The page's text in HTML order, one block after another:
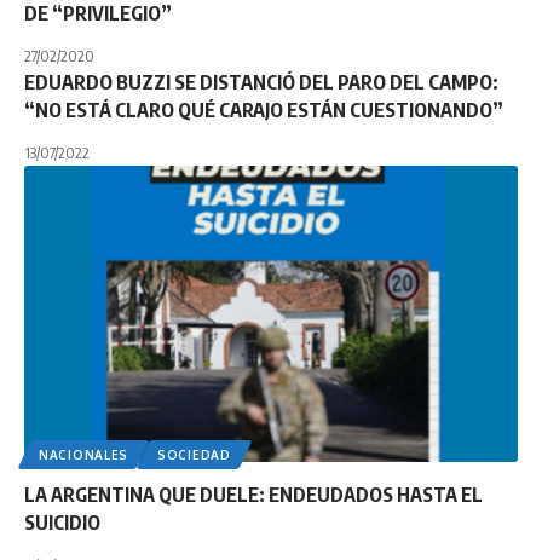
DE “PRIVILEGIO”
27/02/2020
EDUARDO BUZZI SE DISTANCIÓ DEL PARO DEL CAMPO:
“NO ESTÁ CLARO QUÉ CARAJO ESTÁN CUESTIONANDO”
13/07/2022
NACIONALES SOCIEDAD
LA ARGENTINA QUE DUELE: ENDEUDADOS HASTA EL
SUICIDIO